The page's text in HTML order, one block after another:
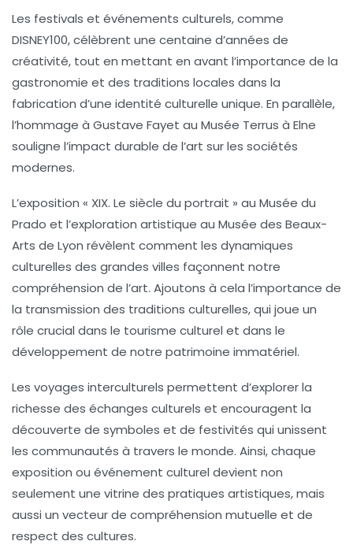
Les festivals et événements culturels, comme
DISNEY100, célèbrent une centaine d’années de
créativité, tout en mettant en avant l’importance de la
gastronomie et des traditions locales dans la
fabrication d’une identité culturelle unique. En parallèle,
l’hommage à Gustave Fayet au Musée Terrus à Elne
souligne l’impact durable de l’art sur les sociétés
modernes.
L’exposition « XIX. Le siècle du portrait » au Musée du
Prado et l’exploration artistique au Musée des Beaux-
Arts de Lyon révèlent comment les dynamiques
culturelles des grandes villes façonnent notre
compréhension de l’art. Ajoutons à cela l’importance de
la transmission des traditions culturelles, qui joue un
rôle crucial dans le tourisme culturel et dans le
développement de notre patrimoine immatériel.
Les voyages interculturels permettent d’explorer la
richesse des échanges culturels et encouragent la
découverte de symboles et de festivités qui unissent
les communautés à travers le monde. Ainsi, chaque
exposition ou événement culturel devient non
seulement une vitrine des pratiques artistiques, mais
aussi un vecteur de compréhension mutuelle et de
respect des cultures.